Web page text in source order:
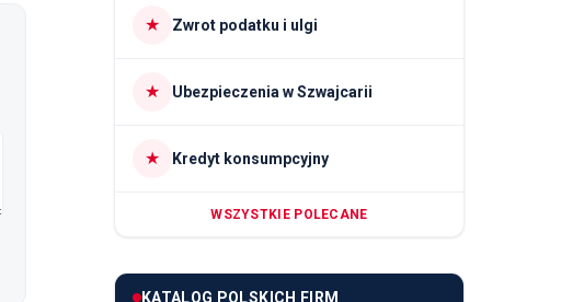
★ Zwrot podatku i ulgi
★ Ubezpieczenia w Szwajcarii
★ Kredyt konsumpcyjny
WSZYSTKIE POLECANE
KATALOG POLSKICH FIRM